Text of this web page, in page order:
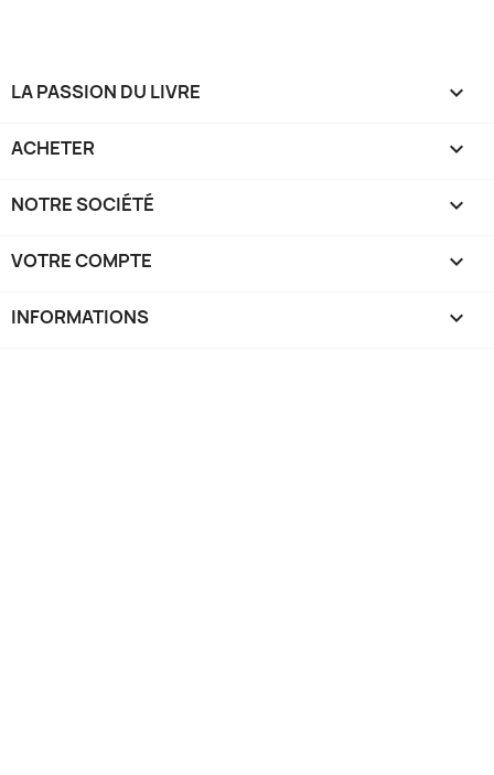
LA PASSION DU LIVRE 
ACHETER 
NOTRE SOCIÉTÉ 
VOTRE COMPTE 
INFORMATIONS keyboard_arrow_down